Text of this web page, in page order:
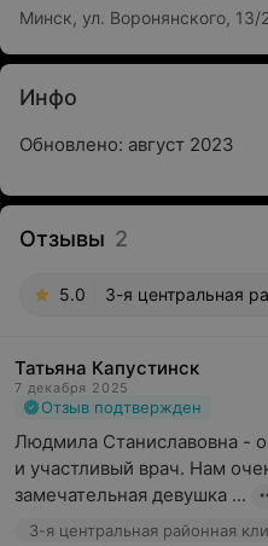
Минск, ул. Воронянского, 13/2
Инфо
Обновлено: август 2023
Отзывы 2
5.0 3-я центральная
Татьяна Капустинск
7 декабря 2025
Отзыв подтвержден
Людмила Станиславовна -
и участливый врач. Нам
замечательная девушка ...